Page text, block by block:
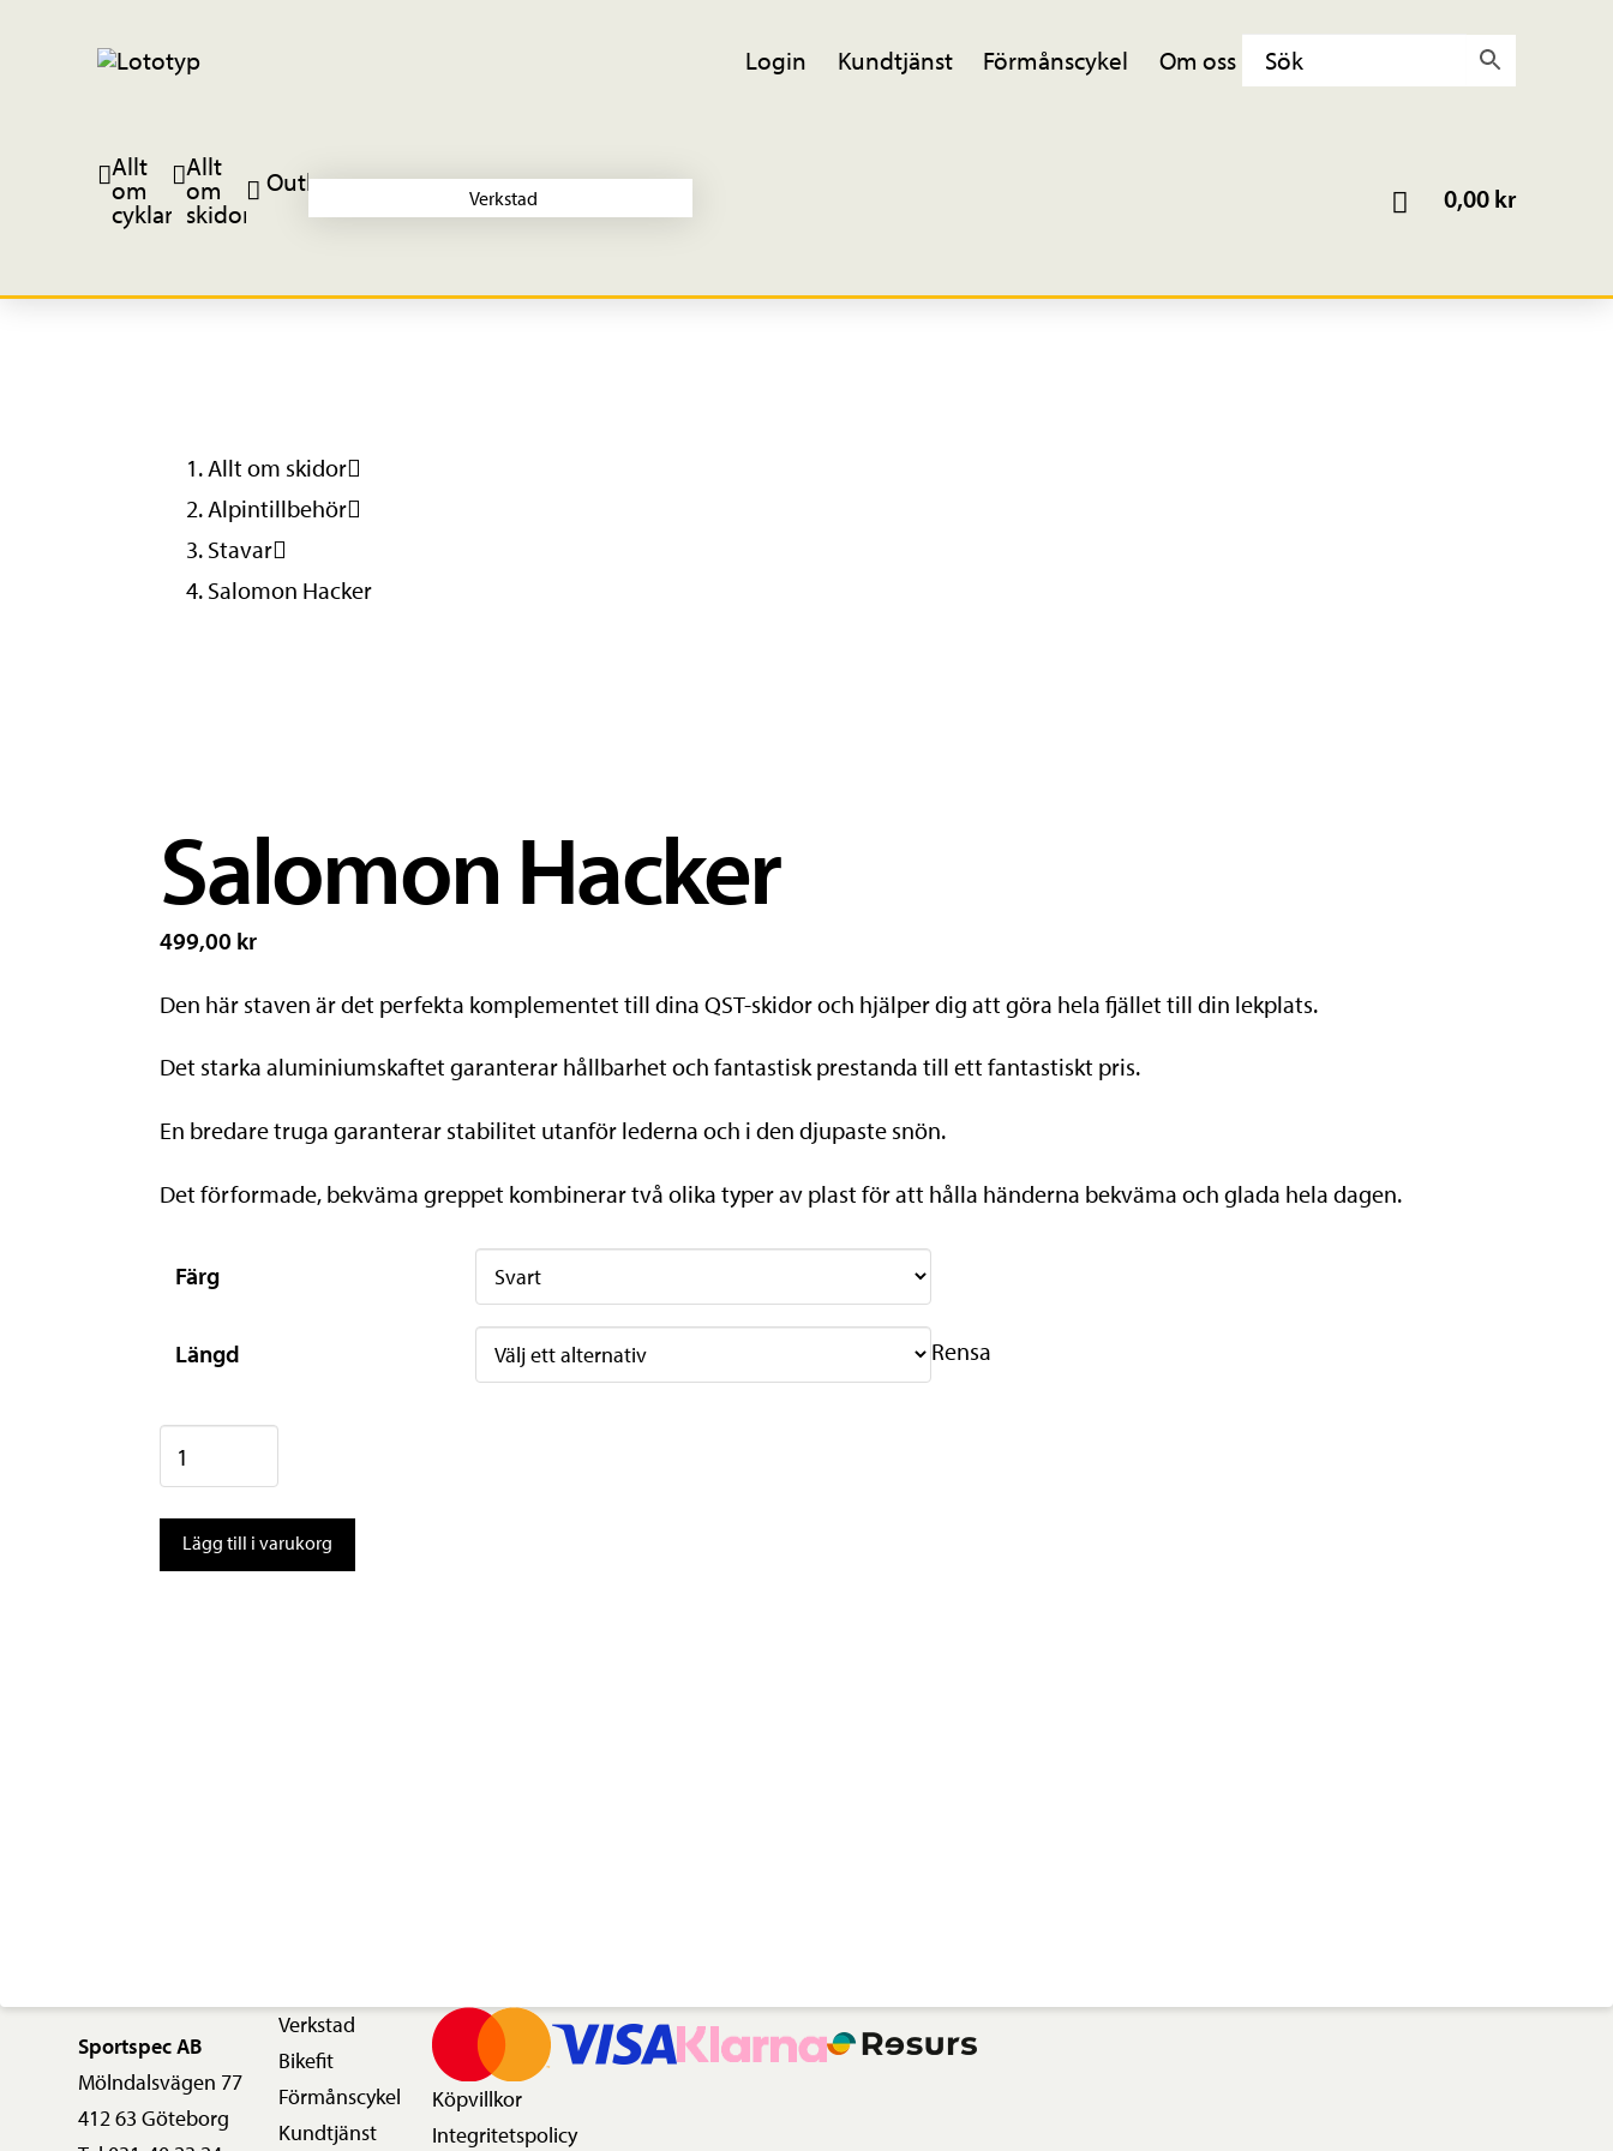
Login Kundtjänst Förmånscykel Om oss
Allt
om
cyklar
Allt
om
skidor
Outlet
Verkstad 0,00kr
Allt om skidor
Alpintillbehör
Stavar
Salomon Hacker
Salomon Hacker
499,00 kr
Den här staven är det perfekta komplementet till dina QST-skidor och hjälper dig att göra hela fjället till din lekplats.
Det starka aluminiumskaftet garanterar hållbarhet och fantastisk prestanda till ett fantastiskt pris.
En bredare truga garanterar stabilitet utanför lederna och i den djupaste snön.
Det förformade, bekväma greppet kombinerar två olika typer av plast för att hålla händerna bekväma och glada hela dagen.
Färg
Längd Rensa
Salomon
Hacker
mängd
Lägg till i varukorg
Sportspec AB
Mölndalsvägen 77
412 63 Göteborg
Verkstad
Bikefit
Förmånscykel
Kundtjänst
Köpvillkor
Integritetspolicy